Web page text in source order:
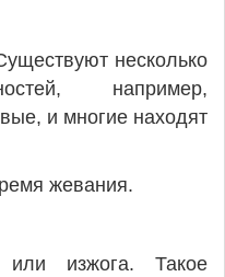
несколько
например,
и многие находят
жевания.
или изжога. Такое